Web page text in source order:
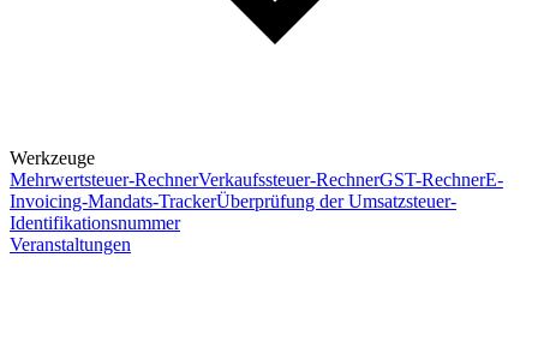
Werkzeuge
Mehrwertsteuer-RechnerVerkaufssteuer-RechnerGST-RechnerE-
Invoicing-Mandats-TrackerÜberprüfung der Umsatzsteuer-
Identifikationsnummer
Veranstaltungen